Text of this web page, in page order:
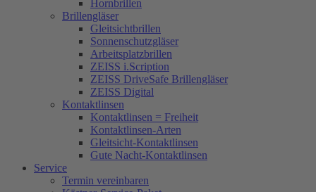
Hornbrillen
Brillengläser
Gleitsichtbrillen
Sonnenschutzgläser
Arbeitsplatzbrillen
ZEISS i.Scription
ZEISS DriveSafe Brillengläser
ZEISS Digital
Kontaktlinsen
Kontaktlinsen = Freiheit
Kontaktlinsen-Arten
Gleitsicht-Kontaktlinsen
Gute Nacht-Kontaktlinsen
Service
Termin vereinbaren